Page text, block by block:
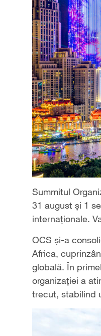
Summitul
31 august și 1
internaționale.
OCS și-a
Africa,
globală. În
organizației a
trecut, stabilind